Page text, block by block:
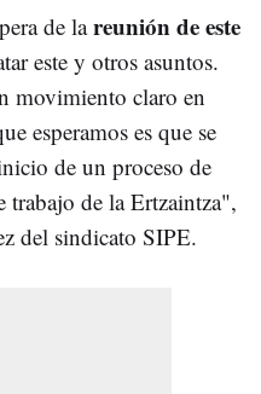
de lareunión de este
este y otros asuntos.
movimiento claro en
esperamos es que se
de un proceso de
trabajo de la Ertzaintza",
del sindicato SIPE.